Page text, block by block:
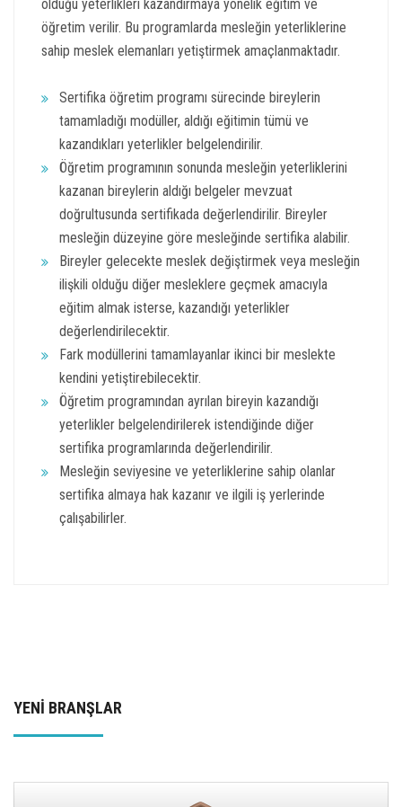
olduğu yeterlikleri kazandırmaya yönelik eğitim ve
öğretim verilir. Bu programlarda mesleğin yeterliklerine
sahip meslek elemanları yetiştirmek amaçlanmaktadır.
Sertifika öğretim programı sürecinde bireylerin
tamamladığı modüller, aldığı eğitimin tümü ve
kazandıkları yeterlikler belgelendirilir.
Öğretim programının sonunda mesleğin yeterliklerini
kazanan bireylerin aldığı belgeler mevzuat
doğrultusunda sertifikada değerlendirilir. Bireyler
mesleğin düzeyine göre mesleğinde sertifika alabilir.
Bireyler gelecekte meslek değiştirmek veya mesleğin
ilişkili olduğu diğer mesleklere geçmek amacıyla
eğitim almak isterse, kazandığı yeterlikler
değerlendirilecektir.
Fark modüllerini tamamlayanlar ikinci bir meslekte
kendini yetiştirebilecektir.
Öğretim programından ayrılan bireyin kazandığı
yeterlikler belgelendirilerek istendiğinde diğer
sertifika programlarında değerlendirilir.
Mesleğin seviyesine ve yeterliklerine sahip olanlar
sertifika almaya hak kazanır ve ilgili iş yerlerinde
çalışabilirler.
YENİ BRANŞLAR